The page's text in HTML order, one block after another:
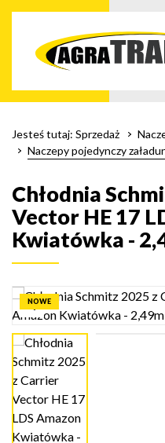
Jesteś tutaj: Sprzedaż
Naczepy pojedynczy
Chłodnia
Vector HE 17
Kwiatówka -
NOWE